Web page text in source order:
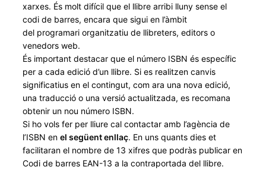
xarxes. És molt difícil que el llibre arribi lluny sense el
codi de barres, encara que sigui en l’àmbit
del programari organitzatiu de llibreters, editors o
venedors web.
És important destacar que el número ISBN és específic
per a cada edició d’un llibre. Si es realitzen canvis
significatius en el contingut, com ara una nova edició,
una traducció o una versió actualitzada, es recomana
obtenir un nou número ISBN.
Si ho vols fer per lliure cal contactar amb l’agència de
l’ISBN en el següent enllaç. En uns quants dies et
facilitaran el nombre de 13 xifres que podràs publicar en
Codi de barres EAN-13 a la contraportada del llibre.